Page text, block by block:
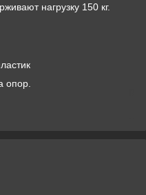
нагрузку 150 кг.
опор.